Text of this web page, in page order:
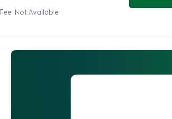
Not Available